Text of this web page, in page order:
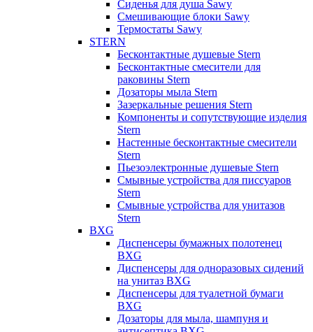
Сиденья для душа Sawy
Смешивающие блоки Sawy
Термостаты Sawy
STERN
Бесконтактные душевые Stern
Бесконтактные смесители для
раковины Stern
Дозаторы мыла Stern
Зазеркальные решения Stern
Компоненты и сопутствующие изделия
Stern
Настенные бесконтактные смесители
Stern
Пьезоэлектронные душевые Stern
Смывные устройства для писсуаров
Stern
Смывные устройства для унитазов
Stern
BXG
Диспенсеры бумажных полотенец
BXG
Диспенсеры для одноразовых сидений
на унитаз BXG
Диспенсеры для туалетной бумаги
BXG
Дозаторы для мыла, шампуня и